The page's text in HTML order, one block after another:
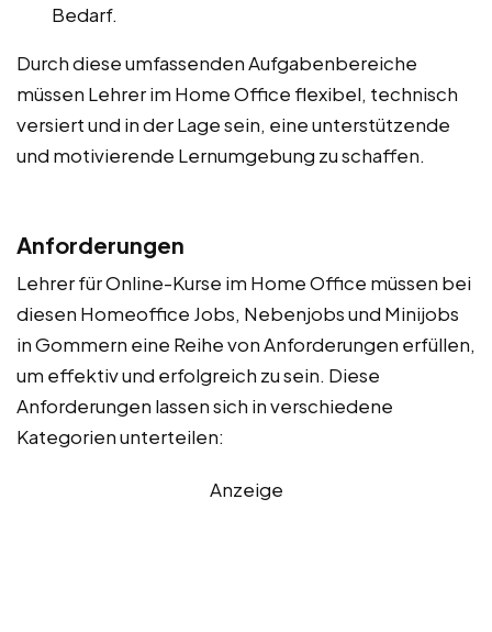
Bedarf.
Durch diese umfassenden Aufgabenbereiche
müssen Lehrer im Home Office flexibel, technisch
versiert und in der Lage sein, eine unterstützende
und motivierende Lernumgebung zu schaffen.
Anforderungen
Lehrer für Online-Kurse im Home Office müssen bei
diesen Homeoffice Jobs, Nebenjobs und Minijobs
in Gommern eine Reihe von Anforderungen erfüllen,
um effektiv und erfolgreich zu sein. Diese
Anforderungen lassen sich in verschiedene
Kategorien unterteilen:
Anzeige